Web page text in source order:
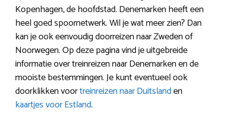
Kopenhagen, de hoofdstad. Denemarken heeft een
heel goed spoornetwerk. Wil je wat meer zien? Dan
kan je ook eenvoudig doorreizen naar Zweden of
Noorwegen. Op deze pagina vind je uitgebreide
informatie over treinreizen naar Denemarken en de
mooiste bestemmingen. Je kunt eventueel ook
doorklikken voortreinreizen naar Duitslanden
kaartjes voor Estland.